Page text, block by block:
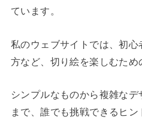
ています。
私のウェブサイトでは、初
方など、切り絵を楽しむため
シンプルなものから複雑な
まで、誰でも挑戦できるヒン